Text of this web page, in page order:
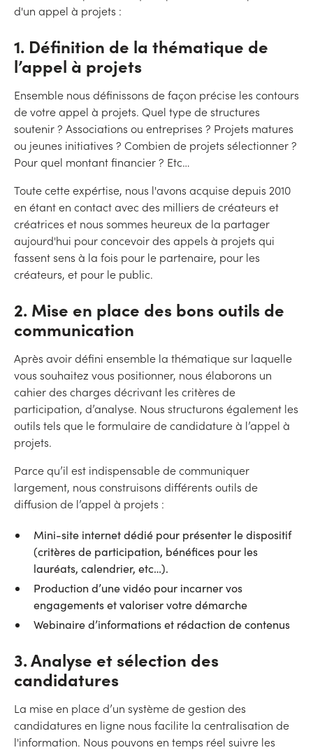
d'un appel à projets :
1. Définition de la thématique de
l’appel à projets
Ensemble nous définissons de façon précise les contours
de votre appel à projets. Quel type de structures
soutenir ? Associations ou entreprises ? Projets matures
ou jeunes initiatives ? Combien de projets sélectionner ?
Pour quel montant financier ? Etc…
Toute cette expértise, nous l'avons acquise depuis 2010
en étant en contact avec des milliers de créateurs et
créatrices et nous sommes heureux de la partager
aujourd'hui pour concevoir des appels à projets qui
fassent sens à la fois pour le partenaire, pour les
créateurs, et pour le public.
2. Mise en place des bons outils de
communication
Après avoir défini ensemble la thématique sur laquelle
vous souhaitez vous positionner, nous élaborons un
cahier des charges décrivant les critères de
participation, d’analyse. Nous structurons également les
outils tels que le formulaire de candidature à l’appel à
projets.
Parce qu’il est indispensable de communiquer
largement, nous construisons différents outils de
diffusion de l’appel à projets :
Mini-site internet dédié pour présenter le dispositif
(critères de participation, bénéfices pour les
lauréats, calendrier, etc…).
Production d’une vidéo pour incarner vos
engagements et valoriser votre démarche
Webinaire d’informations et rédaction de contenus
3. Analyse et sélection des
candidatures
La mise en place d’un système de gestion des
candidatures en ligne nous facilite la centralisation de
l'information. Nous pouvons en temps réel suivre les